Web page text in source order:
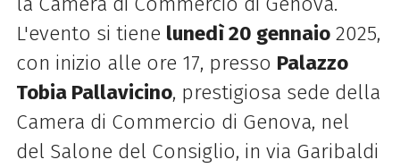
L'evento si tiene lunedì 20 gennaio2025,
con inizio alle ore 17, presso Palazzo
Tobia Pallavicino, prestigiosa sede della
Camera di Commercio di Genova, nel
del Salone del Consiglio, in via Garibaldi